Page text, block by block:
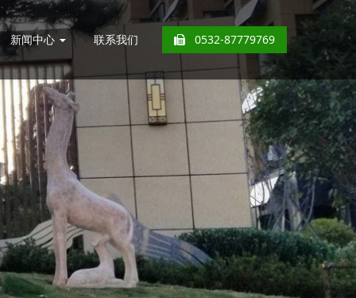
0532-87779769
新闻中心 联系我们